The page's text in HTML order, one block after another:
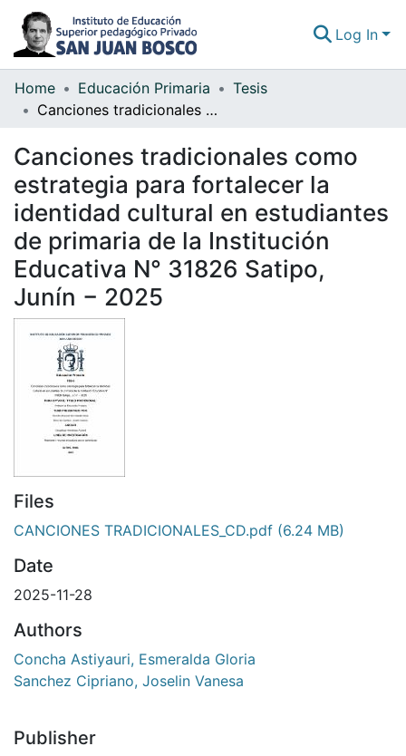
Log In
Communities & Collections
Statistics
Home Educación Primaria
Tesis
Canciones tradicionales como estrategia para fortalecer la identidad cultural en estudiantes de primaria de la Institución Educativa N° 31826 Satipo, Junín − 2025
Canciones tradicionales como
estrategia para fortalecer la
identidad cultural en estudiantes
de primaria de la Institución
Educativa N° 31826 Satipo,
Junín − 2025
Files
CANCIONES TRADICIONALES_CD.pdf (6.24 MB)
Date
2025-11-28
Authors
Concha Astiyauri, Esmeralda Gloria
Sanchez Cipriano, Joselin Vanesa
Publisher